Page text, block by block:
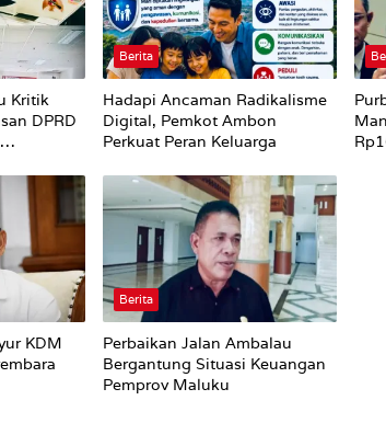
Kritik
DPRD
Berita
Hadapi Ancaman Radikalisme
Digital, Pemkot Ambon
Perkuat Peran Keluarga
KDM
Berita
Perbaikan Jalan Ambalau
Bergantung Situasi Keuangan
Pemprov Maluku